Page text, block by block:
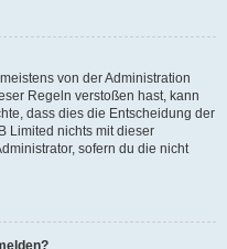
von der Administration
Regeln verstoßen hast, kann
dass dies die Entscheidung der
Limited nichts mit dieser
sofern du die nicht